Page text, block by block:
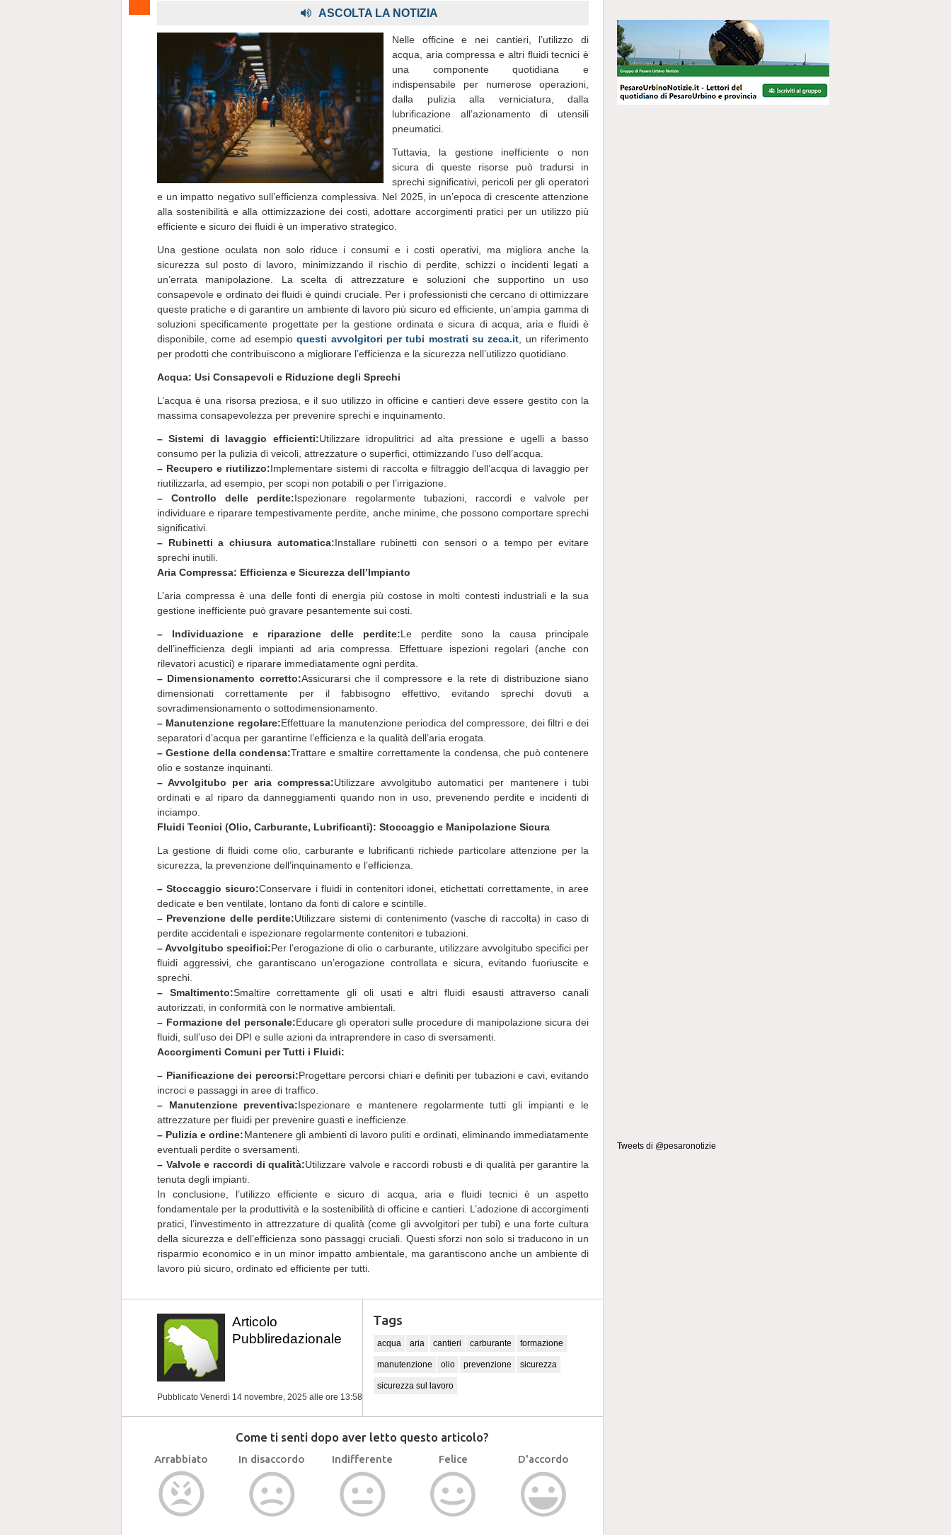
ASCOLTA LA NOTIZIA
Nelle officine e nei cantieri, l’utilizzo di
acqua, aria compressa e altri fluidi tecnici è
una componente quotidiana e
indispensabile per numerose operazioni,
dalla pulizia alla verniciatura, dalla
lubrificazione all’azionamento di utensili
pneumatici.
Tuttavia, la gestione inefficiente o non
sicura di queste risorse può tradursi in
sprechi significativi, pericoli per gli operatori
e un impatto negativo sull’efficienza complessiva. Nel 2025, in un’epoca di crescente attenzione
alla sostenibilità e alla ottimizzazione dei costi, adottare accorgimenti pratici per un utilizzo più
efficiente e sicuro dei fluidi è un imperativo strategico.
Una gestione oculata non solo riduce i consumi e i costi operativi, ma migliora anche la
sicurezza sul posto di lavoro, minimizzando il rischio di perdite, schizzi o incidenti legati a
un’errata manipolazione. La scelta di attrezzature e soluzioni che supportino un uso
consapevole e ordinato dei fluidi è quindi cruciale. Per i professionisti che cercano di ottimizzare
queste pratiche e di garantire un ambiente di lavoro più sicuro ed efficiente, un’ampia gamma di
soluzioni specificamente progettate per la gestione ordinata e sicura di acqua, aria e fluidi è
disponibile, come ad esempioquesti avvolgitori per tubi mostrati su zeca.it , un riferimento
per prodotti che contribuiscono a migliorare l’efficienza e la sicurezza nell’utilizzo quotidiano.
Acqua: Usi Consapevoli e Riduzione degli Sprechi
L’acqua è una risorsa preziosa, e il suo utilizzo in officine e cantieri deve essere gestito con la
massima consapevolezza per prevenire sprechi e inquinamento.
– Sistemi di lavaggio efficienti:Utilizzare idropulitrici ad alta pressione e ugelli a basso
consumo per la pulizia di veicoli, attrezzature o superfici, ottimizzando l’uso dell’acqua.
– Recupero e riutilizzo:Implementare sistemi di raccolta e filtraggio dell’acqua di lavaggio per
riutilizzarla, ad esempio, per scopi non potabili o per l’irrigazione.
– Controllo delle perdite:Ispezionare regolarmente tubazioni, raccordi e valvole per
individuare e riparare tempestivamente perdite, anche minime, che possono comportare sprechi
significativi.
– Rubinetti a chiusura automatica:Installare rubinetti con sensori o a tempo per evitare
sprechi inutili.
Aria Compressa: Efficienza e Sicurezza dell’Impianto
L’aria compressa è una delle fonti di energia più costose in molti contesti industriali e la sua
gestione inefficiente può gravare pesantemente sui costi.
– Individuazione e riparazione delle perdite:Le perdite sono la causa principale
dell’inefficienza degli impianti ad aria compressa. Effettuare ispezioni regolari (anche con
rilevatori acustici) e riparare immediatamente ogni perdita.
– Dimensionamento corretto:Assicurarsi che il compressore e la rete di distribuzione siano
dimensionati correttamente per il fabbisogno effettivo, evitando sprechi dovuti a
sovradimensionamento o sottodimensionamento.
– Manutenzione regolare:Effettuare la manutenzione periodica del compressore, dei filtri e dei
separatori d’acqua per garantirne l’efficienza e la qualità dell’aria erogata.
– Gestione della condensa:Trattare e smaltire correttamente la condensa, che può contenere
olio e sostanze inquinanti.
– Avvolgitubo per aria compressa:Utilizzare avvolgitubo automatici per mantenere i tubi
ordinati e al riparo da danneggiamenti quando non in uso, prevenendo perdite e incidenti di
inciampo.
Fluidi Tecnici (Olio, Carburante, Lubrificanti): Stoccaggio e Manipolazione Sicura
La gestione di fluidi come olio, carburante e lubrificanti richiede particolare attenzione per la
sicurezza, la prevenzione dell’inquinamento e l’efficienza.
– Stoccaggio sicuro:Conservare i fluidi in contenitori idonei, etichettati correttamente, in aree
dedicate e ben ventilate, lontano da fonti di calore e scintille.
– Prevenzione delle perdite:Utilizzare sistemi di contenimento (vasche di raccolta) in caso di
perdite accidentali e ispezionare regolarmente contenitori e tubazioni.
– Avvolgitubo specifici:Per l’erogazione di olio o carburante, utilizzare avvolgitubo specifici per
fluidi aggressivi, che garantiscano un’erogazione controllata e sicura, evitando fuoriuscite e
sprechi.
– Smaltimento:Smaltire correttamente gli oli usati e altri fluidi esausti attraverso canali
autorizzati, in conformità con le normative ambientali.
– Formazione del personale:Educare gli operatori sulle procedure di manipolazione sicura dei
fluidi, sull’uso dei DPI e sulle azioni da intraprendere in caso di sversamenti.
Accorgimenti Comuni per Tutti i Fluidi:
– Pianificazione dei percorsi:Progettare percorsi chiari e definiti per tubazioni e cavi, evitando
incroci e passaggi in aree di traffico.
– Manutenzione preventiva:Ispezionare e mantenere regolarmente tutti gli impianti e le
attrezzature per fluidi per prevenire guasti e inefficienze.
– Pulizia e ordine:Mantenere gli ambienti di lavoro puliti e ordinati, eliminando immediatamente
eventuali perdite o sversamenti.
– Valvole e raccordi di qualità:Utilizzare valvole e raccordi robusti e di qualità per garantire la
tenuta degli impianti.
In conclusione, l’utilizzo efficiente e sicuro di acqua, aria e fluidi tecnici è un aspetto
fondamentale per la produttività e la sostenibilità di officine e cantieri. L’adozione di accorgimenti
pratici, l’investimento in attrezzature di qualità (come gli avvolgitori per tubi) e una forte cultura
della sicurezza e dell’efficienza sono passaggi cruciali. Questi sforzi non solo si traducono in un
risparmio economico e in un minor impatto ambientale, ma garantiscono anche un ambiente di
lavoro più sicuro, ordinato ed efficiente per tutti.
Articolo
Pubbliredazionale
Pubblicato Venerdì 14 novembre, 2025 alle ore 13:58
Tags
acqua aria cantieri carburante formazione
manutenzione olio prevenzione sicurezza
sicurezza sul lavoro
Come ti senti dopo aver letto questo articolo?
Arrabbiato In disaccordo Indifferente Felice D'accordo
Tweets di @pesaronotizie